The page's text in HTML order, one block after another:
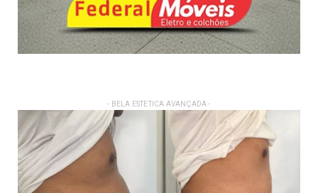
- BELA ESTETICA AVANÇADA -